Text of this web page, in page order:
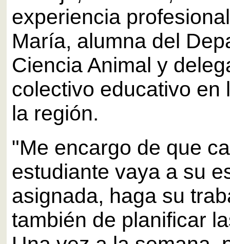
experiencia
María, alumna del
Ciencia Animal y
colectivo educativo en
la región.
"Me encargo de que
estudiante vaya a su
asignada, haga su
también de planificar